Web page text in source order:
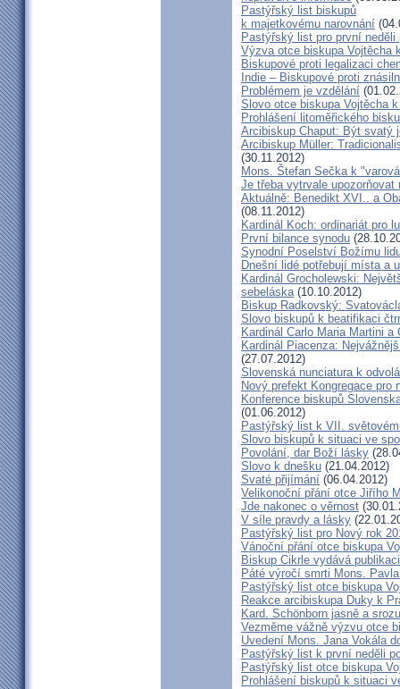
Pastýřský list biskupů
k majetkovému narovnání
Pastýřský list pro první neděli
Výzva otce biskupa Vojtěcha
Biskupové proti legalizaci
Indie – Biskupové proti
Problémem je vzdělání
Slovo otce biskupa Vojtěcha
Prohlášení litoměřického
Arcibiskup Chaput: Být svatý
Arcibiskup Müller:
(30.11.2012)
Mons. Štefan Sečka k
Je třeba vytrvale
Aktuálně: Benedikt XVI.. a
(08.11.2012)
Kardinál Koch: ordinariát pro
První bilance synodu
Synodní Poselství Božímu
Dnešní lidé potřebují místa a
Kardinál Grocholewski:
sebeláska(10.10.2012)
Biskup Radkovský:
Slovo biskupů k beatifikaci
Kardinál Carlo Maria Martini
Kardinál Piacenza:
(27.07.2012)
Slovenská nunciatura k
Nový prefekt Kongregace pro
Konference biskupů
(01.06.2012)
Pastýřský list k VII.
Slovo biskupů k situaci ve
Povolání, dar Boží lásky
Slovo k dnešku (21.04.2012)
Svaté přijímání (06.04.2012)
Velikonoční přání otce Jiřího
Jde nakonec o věrnost
V síle pravdy a lásky
Pastýřský list pro Nový rok
Vánoční přání otce biskupa
Biskup Cikrle vydává
Páté výročí smrti Mons.
Pastýřský list otce biskupa
Reakce arcibiskupa Duky k
Kard. Schönborn jasně a
Vezměme vážně výzvu otce
Uvedení Mons. Jana Vokála
Pastýřský list k první neděli
Pastýřský list otce biskupa
Prohlášení biskupů k situaci